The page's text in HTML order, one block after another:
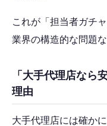
これが「担当者ガチ
業界の構造的な問題な
「大手代理店なら
理由
大手代理店には確か